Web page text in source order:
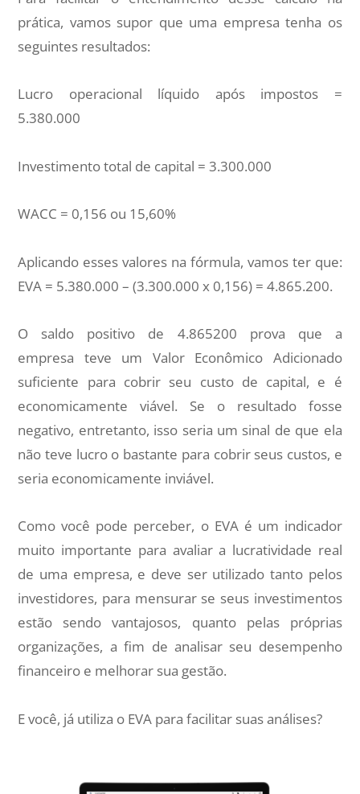
prática, vamos supor que uma empresa tenha os
seguintes resultados:
Lucro operacional líquido após impostos =
5.380.000
Investimento total de capital = 3.300.000
WACC = 0,156 ou 15,60%
Aplicando esses valores na fórmula, vamos ter que:
EVA = 5.380.000 – (3.300.000 x 0,156) = 4.865.200.
O saldo positivo de 4.865200 prova que a
empresa teve um Valor Econômico Adicionado
suficiente para cobrir seu custo de capital, e é
economicamente viável. Se o resultado fosse
negativo, entretanto, isso seria um sinal de que ela
não teve lucro o bastante para cobrir seus custos, e
seria economicamente inviável.
Como você pode perceber, o EVA é um indicador
muito importante para avaliar a lucratividade real
de uma empresa, e deve ser utilizado tanto pelos
investidores, para mensurar se seus investimentos
estão sendo vantajosos, quanto pelas próprias
organizações, a fim de analisar seu desempenho
financeiro e melhorar sua gestão.
E você, já utiliza o EVA para facilitar suas análises?